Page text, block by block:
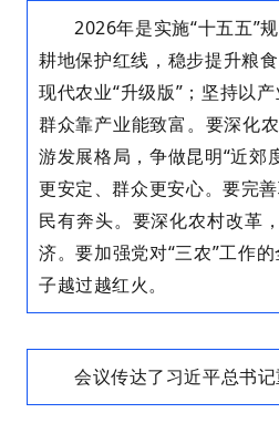
2026年是实施“十五五”
耕地保护红线，稳步提升粮
现代农业“升级版”；坚持以
群众靠产业能致富。要深化
游发展格局，争做昆明“近郊
更安定、群众更安心。要完
民有奔头。要深化农村改革
济。要加强党对“三农”工作
子越过越红火。
会议传达了习近平总书